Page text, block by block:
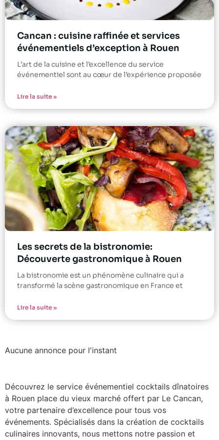
Cancan : cuisine raffinée et services
événementiels d’exception à Rouen
L’art de la cuisine et l’excellence du service
événementiel sont au cœur de l’expérience proposée
Lire la suite »
Les secrets de la bistronomie:
Découverte gastronomique à Rouen
La bistronomie est un phénomène culinaire qui a
transformé la scène gastronomique en France et
Lire la suite »
Aucune annonce pour l'instant
Découvrez le service événementiel cocktails dînatoires
à Rouen place du vieux marché offert par Le Cancan,
votre partenaire d’excellence pour tous vos
événements. Spécialisés dans la création de cocktails
culinaires innovants, nous mettons notre passion et